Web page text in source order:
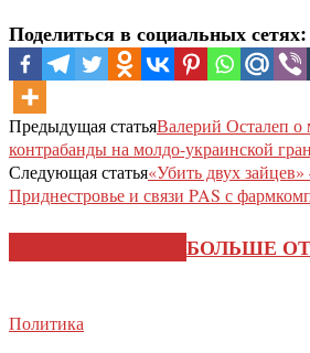
Поделиться в социальных сетях:
Предыдущая статьяВалерий Осталеп о
контрабанды на молдо-украинской
Следующая статья«Убить двух
Приднестровье и связи PAS с
БОЛЬШЕ
Политика